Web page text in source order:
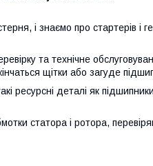
і знаємо про стартерів і
та технічне
щітки або загуде
ресурсні деталі як
статора і ротора,